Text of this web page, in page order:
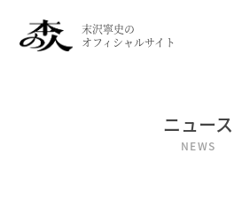
末沢寧史の
オフィシャルサイト
ニュース
NEWS